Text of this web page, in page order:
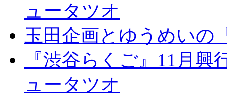
ュータツオ
玉田企画とゆうめいの
『渋谷らくご』11月
ュータツオ